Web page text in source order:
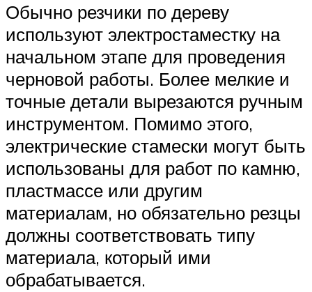
Обычно резчики по дереву
используют электростаместку на
начальном этапе для проведения
черновой работы. Более мелкие и
точные детали вырезаются ручным
инструментом. Помимо этого,
электрические стамески могут быть
использованы для работ по камню,
пластмассе или другим
материалам, но обязательно резцы
должны соответствовать типу
материала, который ими
обрабатывается.